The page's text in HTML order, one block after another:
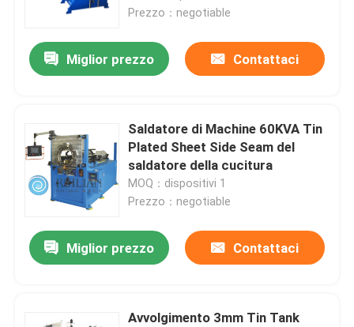
Casa
Prezzo：negotiable
Miglior prezzo Contattaci
Saldatore di Machine 60KVA Tin
Plated Sheet Side Seam del
saldatore della cucitura
MOQ：dispositivi 1
Prezzo：negotiable
Miglior prezzo Contattaci
Avvolgimento 3mm Tin Tank